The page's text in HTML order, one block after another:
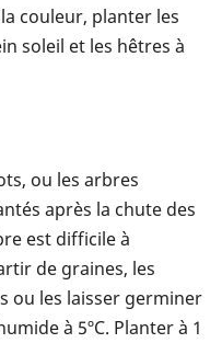
couleur, planter les
soleil et les hêtres à
ou les arbres
après la chute des
est difficile à
de graines, les
ou les laisser germiner
à 5ºC. Planter à 1